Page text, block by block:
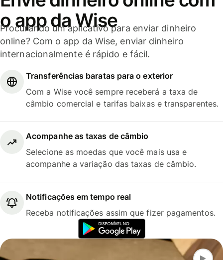
o app da Wise
Procurando um aplicativo para enviar dinheiro
online? Com o app da Wise, enviar dinheiro
internacionalmente é rápido e fácil.
Transferências baratas para o exterior
Com a Wise você sempre receberá a taxa de
câmbio comercial e tarifas baixas e transparentes.
Acompanhe as taxas de câmbio
Selecione as moedas que você mais usa e
acompanhe a variação das taxas de câmbio.
Notificações em tempo real
Receba notificações assim que fizer pagamentos.